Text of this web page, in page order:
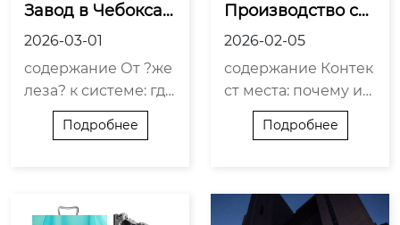
Завод в Чебоксар
ах: инновации в п
роизводстве свет
одиодных экрано
в?
2026-03-01
содержание От ?же
леза? к системе: где
кроется реальное о
бновление Партнё
ки Провалы, которы
Подробнее
Производство св
етодиодных экра
нов в Чебоксарах:
инновации?
2026-02-05
содержание Контек
ст места: почему им
енно здесь? Технол
огический стек и ег
глобальные цепочк
Подробнее